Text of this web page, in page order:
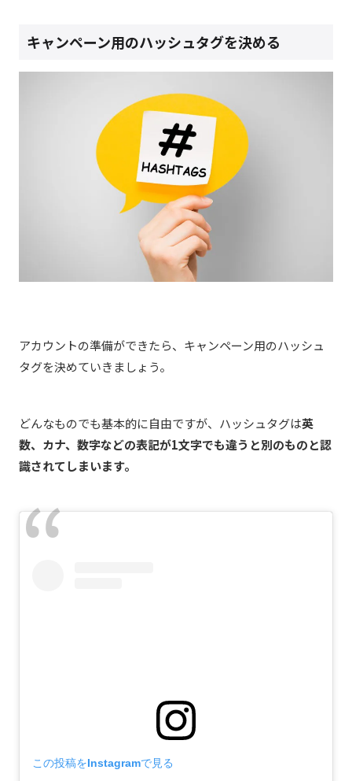
キャンペーン用のハッシュタグを決める
アカウントの準備ができたら、キャンペーン用のハッシュ
タグを決めていきましょう。
どんなものでも基本的に自由ですが、ハッシュタグは英
数、カナ、数字などの表記が1文字でも違うと別のものと認
識されてしまいます。
この投稿をInstagramで見る